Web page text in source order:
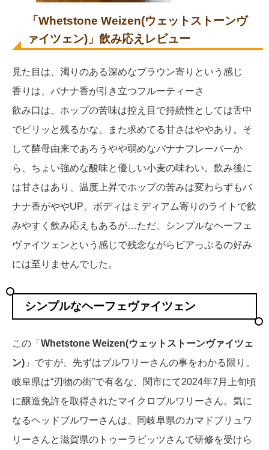
「Whetstone Weizen(ウェットストーンヴ
ァイツェン)」飲み応えレビュー
見た目は、濁りのある深めなブラウン寄りという感じ
香りは、バナナ香が引き立つフルーティーさ
飲み口は、ホップの苦味は控え目で持続性としては舌中
でピリッと残るかな。また求めてる甘さはややあり。そ
して酵母由来であろうやや弱めなバナナフレーバーか
ら、ちょい強めな酸味と優しい小麦の味わい。飲み後に
は甘さはあり、温度上昇でホップの苦みは変わらずもバ
ナナ香がややUP。ボディはミディアム寄りのライトで飲
みやすく飲み応えもあるが…ただ、シンプルなヘーフェ
ヴァイツェンという感じで残念ながらビアっぷるの好み
には至りませんでした。
シンプルなヘーフェヴァイツェン
この「 Whetstone Weizen(ウェットストーンヴァイツェ
ン) 」ですが、先ずはブルワリーさんの事をわかる限り。
岐阜県は“刃物の街”で有名な、関市にて2024年7月上旬頃
に醸造免許を取得されたマイクロブルワリーさん。気に
なるヘッドブルワーさんは、同岐阜県のカマドブリュワ
リーさんと滋賀県のトゥーラビッツさんで研修を受けら